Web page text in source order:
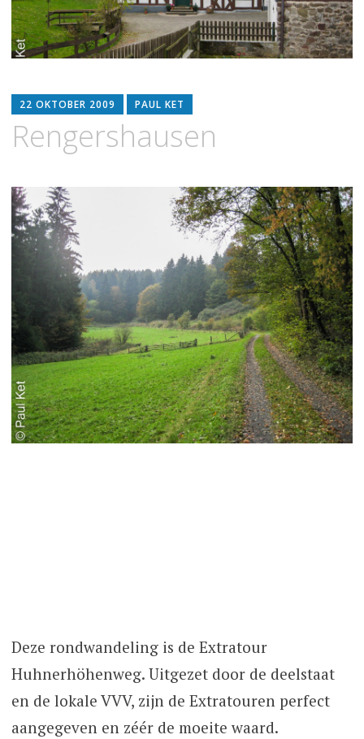
22 OKTOBER 2009 PAUL KET
Rengershausen
Deze rondwandeling is de Extratour
Huhnerhöhenweg. Uitgezet door de deelstaat
en de lokale VVV, zijn de Extratouren perfect
aangegeven en zéér de moeite waard.